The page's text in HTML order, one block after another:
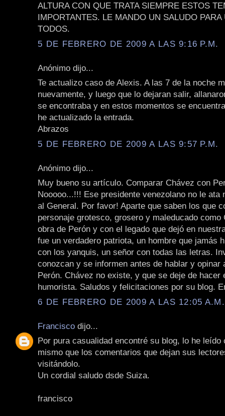
ALTURA CON QUE TRATA SIEMPRE ESTOS
IMPORTANTES. LE MANDO UN SALUDO PARA
TODOS.
5 DE FEBRERO DE 2009 A LAS 9:16 P.M.
Anónimo dijo...
Te actualizo caso de Alexis. A las 7 de la noche
nuevamente, y luego que lo dejaran salir,
se encontraba y en estos momentos se
he actualizado la entrada.
Abrazos
5 DE FEBRERO DE 2009 A LAS 9:57 P.M.
Anónimo dijo...
Muy bueno su artículo. Comparar Chávez con
Nooooo...!!! Ese presidente venezolano no le ata
al General. Por favor! Aparte que saben los que
personaje grotesco, grosero y maleducado como
obra de Perón y con el legado que dejó en
fue un verdadero patriota, un hombre que jamás
con los yanquis, un señor con todas las letras.
conozcan y se informen antes de hablar y opinar
Perón. Chávez no existe, y que se deje de hacer
humorista. Saludos y felicitaciones por su blog.
6 DE FEBRERO DE 2009 A LAS 12:05 A.M.
Francisco dijo...
Por pura casualidad encontré su blog, lo he leído
mismo que los comentarios que dejan sus
visitándolo.
Un cordial saludo dsde Suiza.
francisco